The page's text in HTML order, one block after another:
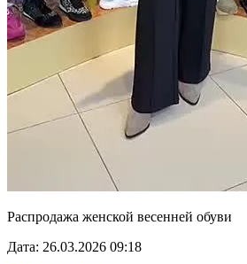
Распродажа женской весенней обуви
Дата: 26.03.2026 09:18